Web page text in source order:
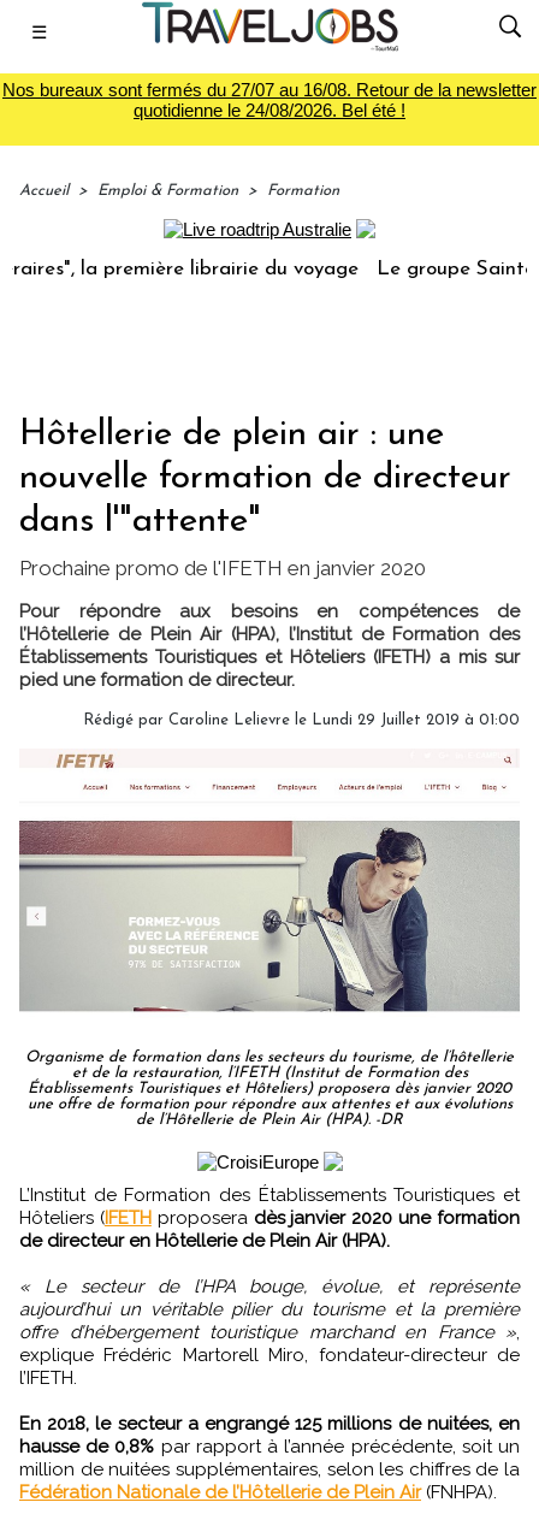
☰
Nos bureaux sont fermés du 27/07 au 16/08. Retour de la newsletter
quotidienne le 24/08/2026. Bel été !
Accueil > Emploi & Formation > Formation
la première librairie du voyage Le groupe Sainte-
Hôtellerie de plein air : une
nouvelle formation de directeur
dans l'"attente"
Prochaine promo de l'IFETH en janvier 2020
Pour répondre aux besoins en compétences de
l’Hôtellerie de Plein Air (HPA), l’Institut de Formation des
Établissements Touristiques et Hôteliers (IFETH) a mis sur
pied une formation de directeur.
Rédigé par Caroline Lelievre le Lundi 29 Juillet 2019 à 01:00
Organisme de formation dans les secteurs du tourisme, de l’hôtellerie
et de la restauration, l’IFETH (Institut de Formation des
Établissements Touristiques et Hôteliers) proposera dès janvier 2020
une offre de formation pour répondre aux attentes et aux évolutions
de l’Hôtellerie de Plein Air (HPA). -DR
L’Institut de Formation des Établissements Touristiques et
Hôteliers (IFETHproposera dès janvier 2020 une formation
de directeur en Hôtellerie de Plein Air (HPA).
« Le secteur de l’HPA bouge, évolue, et représente
aujourd’hui un véritable pilier du tourisme et la première
offre d’hébergement touristique marchand en France »,
explique Frédéric Martorell Miro, fondateur-directeur de
l’IFETH.
En 2018, le secteur a engrangé 125 millions de nuitées, en
hausse de 0,8% par rapport à l’année précédente, soit un
million de nuitées supplémentaires, selon les chiffres de la
Fédération Nationale de l’Hôtellerie de Plein Air(FNHPA).